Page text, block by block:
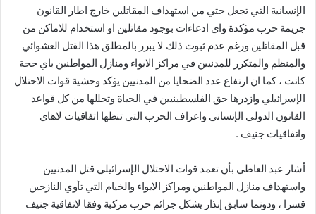
الإنسانية التي تجعل حتي من استهداف المقاتلين خارج اطار القانون
جريمة حرب مؤكدة واي ادعاءات بوجود مقاتلين او استخدام للاماكن من
قبل المقاتلين ورغم عدم ثبوت ذلك لا يبرر بالمطلق هذا القتل العشوائي
والمنظم والمتكرر للمدنيين في مراكز الايواء ومنازل المواطنين باي حجة
كانت ، كما ان ارتفاع عدد الضحايا من المدنيين يؤكد وحشية قوات الاحتلال
الإسرائيلي وازدرها حق الفلسطينيين في الحياة وتحللها من كل قواعد
القانون الدولي الإنساني واعراف الحرب التي تنظها اتفاقيات لاهاي
واتفاقيات جنيف .
أشار عبد العاطي بأن تعمد قوات الاحتلال الإسرائيلي قتل المدنيين
واستهداف منازل المواطنين ومراكز الايواء والخيام التي تأوي النازحين
قسرا ، ودونما سابق إنذار يشكل جرائم حرب مركبة وفقا لاتفاقية جنيف